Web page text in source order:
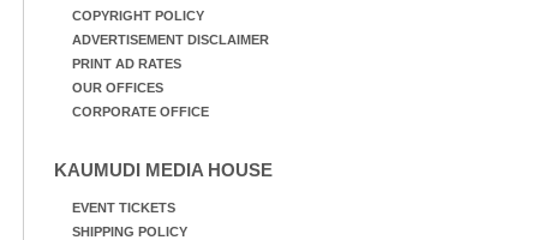
COPYRIGHT POLICY
ADVERTISEMENT DISCLAIMER
PRINT AD RATES
OUR OFFICES
CORPORATE OFFICE
KAUMUDI MEDIA HOUSE
EVENT TICKETS
SHIPPING POLICY